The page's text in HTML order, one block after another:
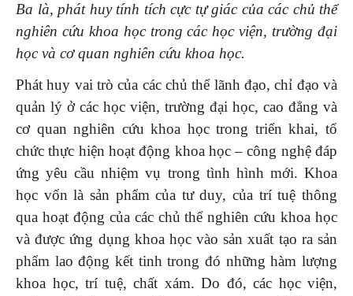
Ba là, phát huy tính tích cực tự giác của các chủ thể
nghiên cứu khoa học trong các học viện, trường đại
học và cơ quan nghiên cứu khoa học.
Phát huy vai trò của các chủ thể lãnh đạo, chỉ đạo và
quản lý ở các học viện, trường đại học, cao đẳng và
cơ quan nghiên cứu khoa học trong triển khai, tổ
chức thực hiện hoạt động khoa học – công nghệ đáp
ứng yêu cầu nhiệm vụ trong tình hình mới. Khoa
học vốn là sản phẩm của tư duy, của trí tuệ thông
qua hoạt động của các chủ thể nghiên cứu khoa học
và được ứng dụng khoa học vào sản xuất tạo ra sản
phẩm lao động kết tinh trong đó những hàm lượng
khoa học, trí tuệ, chất xám. Do đó, các học viện,